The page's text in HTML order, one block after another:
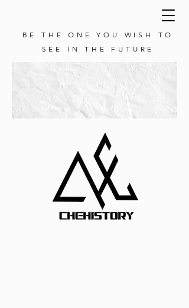
BE THE ONE YOU WISH TO
SEE IN THE FUTURE